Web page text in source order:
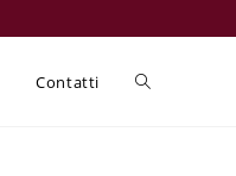
Contatti